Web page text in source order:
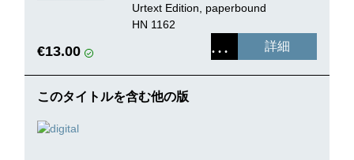
Urtext Edition, paperbound
HN 1162
€13.00 詳細
このタイトルを含む他の版